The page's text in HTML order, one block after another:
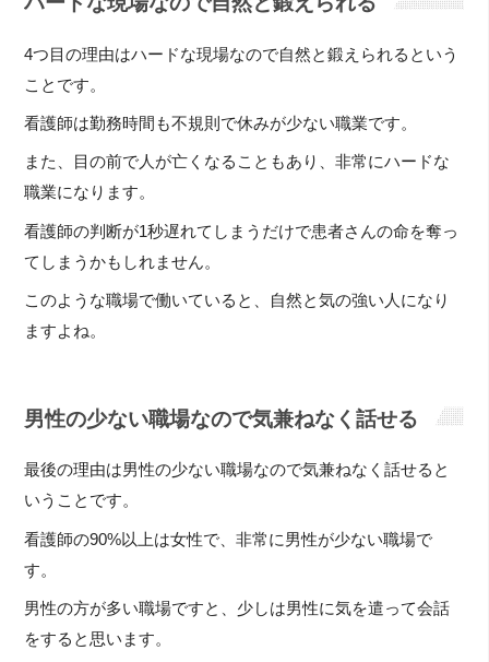
4つ目の理由はハードな現場なので自然と鍛えられるという
ことです。
看護師は勤務時間も不規則で休みが少ない職業です。
また、目の前で人が亡くなることもあり、非常にハードな
職業になります。
看護師の判断が1秒遅れてしまうだけで患者さんの命を奪っ
てしまうかもしれません。
このような職場で働いていると、自然と気の強い人になり
ますよね。
男性の少ない職場なので気兼ねなく話せる
最後の理由は男性の少ない職場なので気兼ねなく話せると
いうことです。
看護師の90%以上は女性で、非常に男性が少ない職場で
す。
男性の方が多い職場ですと、少しは男性に気を遣って会話
をすると思います。